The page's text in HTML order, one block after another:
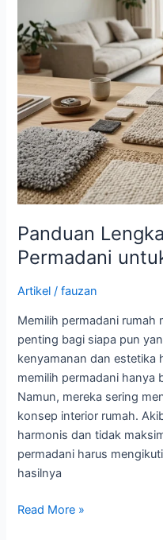
Panduan
Permadani
Artikel /fauzan
Memilih permadani rumah
penting bagi siapa pun
kenyamanan dan estetika
memilih permadani hanya
Namun, mereka sering
konsep interior rumah.
harmonis dan tidak
permadani harus
hasilnya
Permadani
untuk
Rumah
Read More »